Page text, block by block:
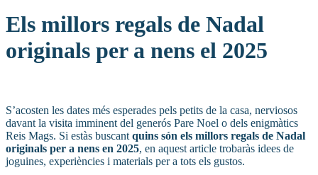
Els millors regals de Nadal
originals per a nens el 2025
S’acosten les dates més esperades pels petits de la casa, nerviosos
davant la visita imminent del generós Pare Noel o dels enigmàtics
Reis Mags. Si estàs buscant quins són els millors regals de Nadal
originals per a nens en 2025, en aquest article trobaràs idees de
joguines, experiències i materials per a tots els gustos.